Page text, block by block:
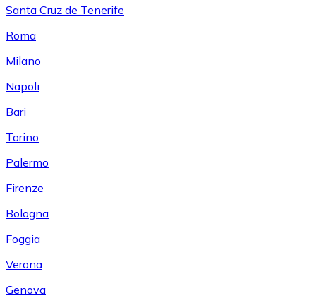
Santa Cruz de Tenerife
Roma
Milano
Napoli
Bari
Torino
Palermo
Firenze
Bologna
Foggia
Verona
Genova